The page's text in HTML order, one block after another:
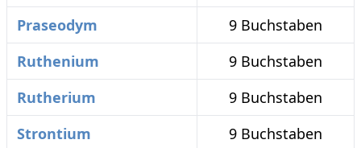
Praseodym
9 Buchstaben
Ruthenium
9 Buchstaben
Rutherium
9 Buchstaben
Strontium
9 Buchstaben